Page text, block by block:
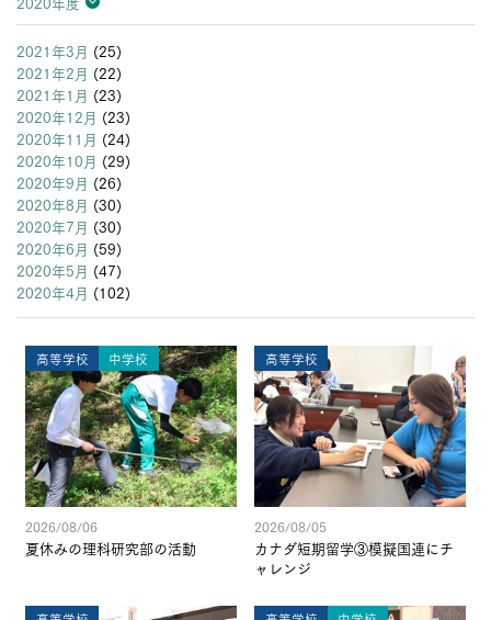
2026年度
2025年度
2024年度
2023年度
2022年度
2021年度
2020年度
2019年度
2018年度
2017年度
2016年度
2015年度
2014年度
2013年度
2021年3月 (25)
2021年2月 (22)
2021年1月 (23)
2020年12月 (23)
2020年11月 (24)
2020年10月 (29)
2020年9月 (26)
2020年8月 (30)
2020年7月 (30)
2020年6月 (59)
2020年5月 (47)
2020年4月 (102)
高等学校 中学校
2026/08/06
夏休みの理科研究部の活動
高等学校
2026/08/05
カナダ短期留学③模擬国連にチ
ャレンジ